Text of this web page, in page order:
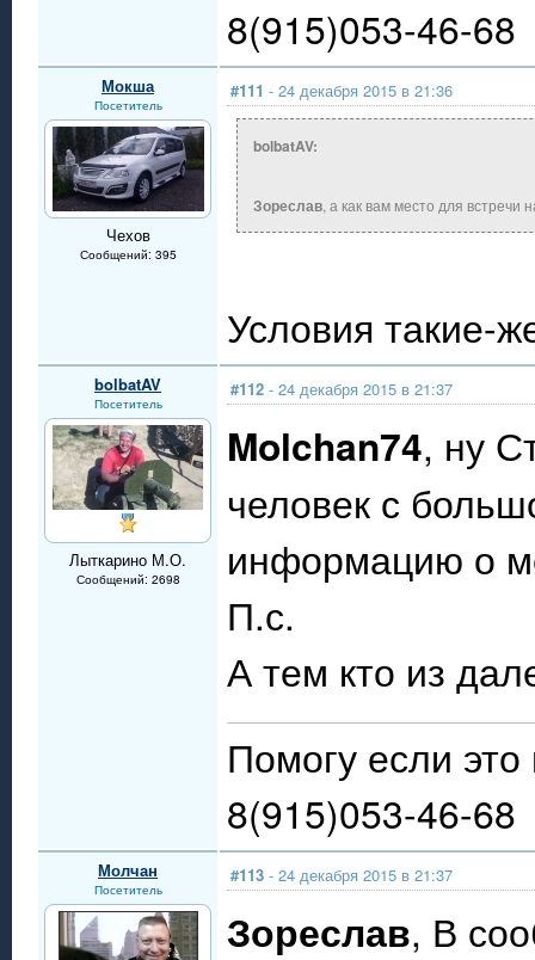
8(915)053-46-68
Мокша
Посетитель
Чехов
Сообщений: 395
#111 - 24 декабря 2015 в 21:36
bolbatAV:
Зореслав, а как вам место для встречи
Условия такие-
bolbatAV
Посетитель
Лыткарино М.О.
Сообщений: 2698
#112 - 24 декабря 2015 в 21:37
Molchan74, ну
человек с
информацию о
П.с.
А тем кто из
Помогу если
8(915)053-46-68
Молчан
Посетитель
#113 - 24 декабря 2015 в 21:37
Зореслав, В